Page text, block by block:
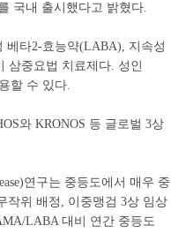
국내 출시했다고 밝혔다.
베타2-효능약(LABA), 지속성
삼중요법 치료제다. 성인
할 수 있다.
와 KRONOS 등 글로벌 3상
연구는 중등도에서 매우 중
작위 배정, 이중맹검 3상 임상
LABA 대비 연간 중등도